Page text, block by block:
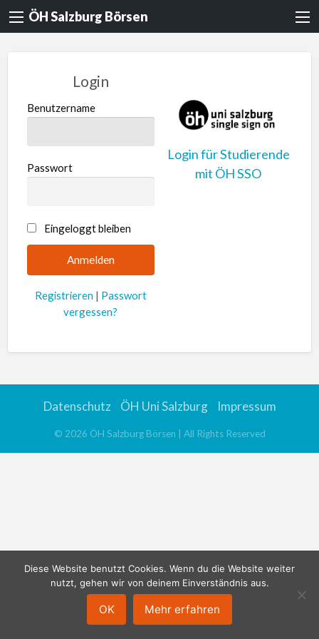
ÖH Salzburg Börsen
Login
Benutzername
Passwort
A
l
Eingeloggt bleiben
Registrieren | Passwort
vergessen?
Login für Studierende
mit ÖH SSO
Datenschutz ÖH Uni Salzburg Impressum
© 2026 ÖH Salzburg Börsen | All Rights Reserved
Diese Website benutzt Cookies. Wenn du die Website weiter
nutzt, gehen wir von deinem Einverständnis aus.
OK Mehr erfahren